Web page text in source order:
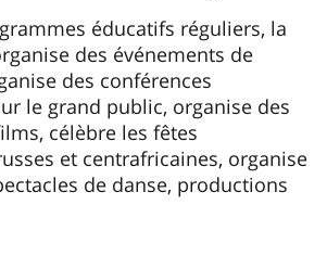
éducatifs réguliers, la
des événements de
des conférences
le grand public, organise des
célèbre les fêtes
et centrafricaines, organise
de danse, productions